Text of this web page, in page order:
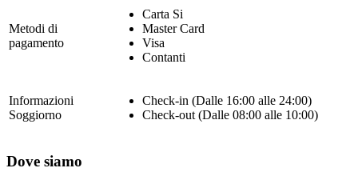
Metodi di
pagamento
Carta Si
Master Card
Visa
Contanti
Informazioni
Soggiorno
Check-in (Dalle 16:00 alle 24:00)
Check-out (Dalle 08:00 alle 10:00)
Dove siamo